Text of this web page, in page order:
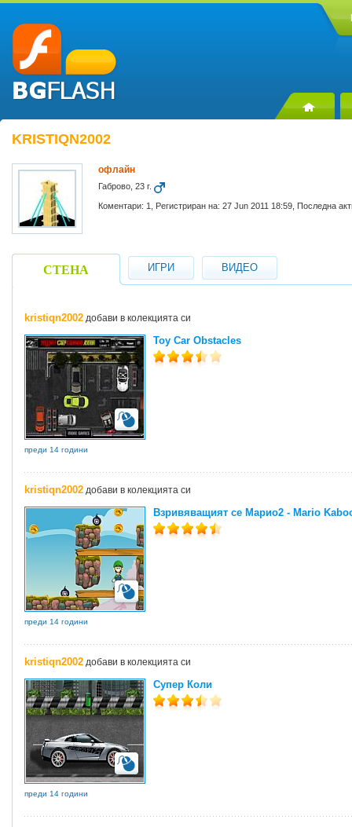
KRISTIQN2002
офлайн
Габрово, 23 г.
Коментари: 1, Регистриран на: 27 Jun 2011 18:59, Последна
СТЕНА ИГРИ ВИДЕО
kristiqn2002 добави в колекцията си
Toy Car Obstacles
преди 14 години
kristiqn2002 добави в колекцията си
Взривяващият се Марио2 - Mario
преди 14 години
kristiqn2002 добави в колекцията си
Супер Коли
преди 14 години